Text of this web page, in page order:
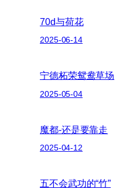
70d与荷花
2025-06-14
宁德柘荣鸳鸯草场
2025-05-04
魔都-还是要靠走
2025-04-12
五不会武功的“竹”